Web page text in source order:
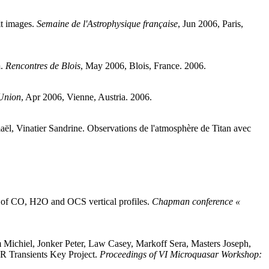
images. Semaine de l'Astrophysique française, Jun 2006, Paris,
. Rencontres de Blois, May 2006, Blois, France. 2006.
, Apr 2006, Vienne, Austria. 2006.
, Vinatier Sandrine. Observations de l'atmosphère de Titan avec
CO, H2O and OCS vertical profiles. Chapman conference «
Michiel, Jonker Peter, Law Casey, Markoff Sera, Masters Joseph,
Transients Key Project. Proceedings of VI Microquasar Workshop: